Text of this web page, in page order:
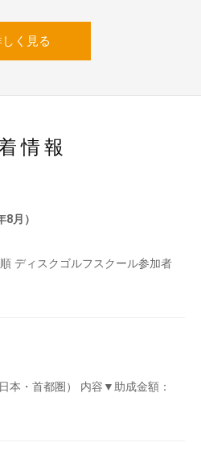
しく見る
着情報
月）
ディスクゴルフスクール参加者
本・首都圏） 内容▼助成金額：